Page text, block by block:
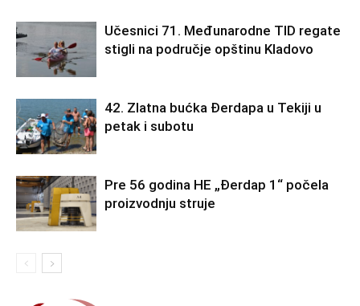
Učesnici 71. Međunarodne TID regate
stigli na područje opštinu Kladovo
42. Zlatna bućka Đerdapa u Tekiji u
petak i subotu
Pre 56 godina HE „Đerdap 1“ počela
proizvodnju struje